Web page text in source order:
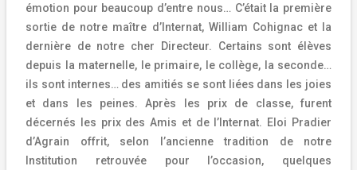
émotion pour beaucoup d’entre nous… C’était la première
sortie de notre maître d’Internat, William Cohignac et la
dernière de notre cher Directeur. Certains sont élèves
depuis la maternelle, le primaire, le collège, la seconde…
ils sont internes… des amitiés se sont liées dans les joies
et dans les peines. Après les prix de classe, furent
décernés les prix des Amis et de l’Internat. Eloi Pradier
d’Agrain offrit, selon l’ancienne tradition de notre
Institution retrouvée pour l’occasion, quelques